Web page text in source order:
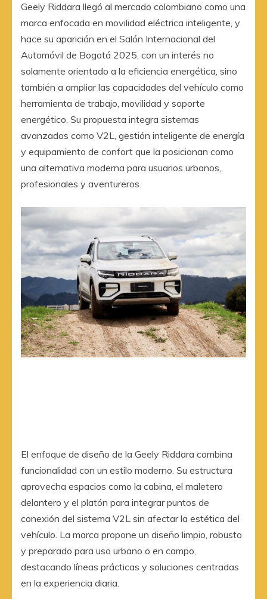
Geely Riddara llegó al mercado colombiano como una
marca enfocada en movilidad eléctrica inteligente, y
hace su aparición en el Salón Internacional del
Automóvil de Bogotá 2025, con un interés no
solamente orientado a la eficiencia energética, sino
también a ampliar las capacidades del vehículo como
herramienta de trabajo, movilidad y soporte
energético. Su propuesta integra sistemas
avanzados como V2L, gestión inteligente de energía
y equipamiento de confort que la posicionan como
una alternativa moderna para usuarios urbanos,
profesionales y aventureros.
El enfoque de diseño de la Geely Riddara combina
funcionalidad con un estilo moderno. Su estructura
aprovecha espacios como la cabina, el maletero
delantero y el platón para integrar puntos de
conexión del sistema V2L sin afectar la estética del
vehículo. La marca propone un diseño limpio, robusto
y preparado para uso urbano o en campo,
destacando líneas prácticas y soluciones centradas
en la experiencia diaria.